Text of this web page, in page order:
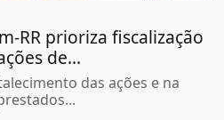
RR prioriza fiscalização
de...
das ações e na